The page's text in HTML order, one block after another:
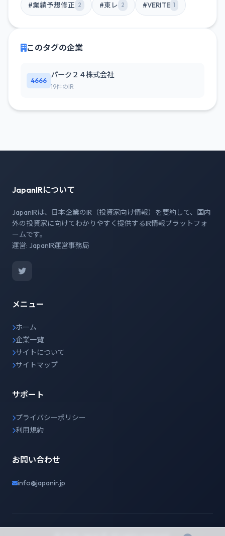
#業績予想修正 2 #東レ 2 #VERITE 1
このタグの企業
4666
パーク２４株式会社
19件のIR
JapanIRについて
JapanIRは、日本企業のIR（投資家向け情報）を要約して、国内
外の投資家に向けてわかりやすく提供するIR情報プラットフォ
ームです。
運営: JapanIR運営事務局
メニュー
ホーム
企業一覧
サイトについて
サイトマップ
サポート
プライバシーポリシー
利用規約
お問い合わせ
info@japanir.jp